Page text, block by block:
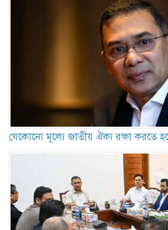
যেকোনো মূল্যে জাতীয় ঐক্য রক্ষা করতে হবে-